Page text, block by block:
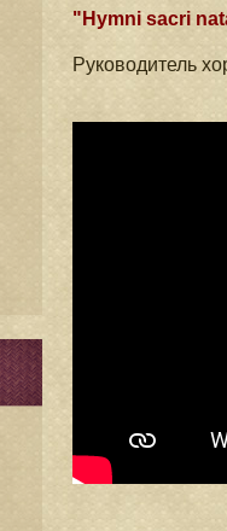
"Hymni sacri
Руководитель